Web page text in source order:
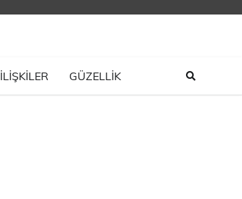
İLIŞKILER GÜZELLİK